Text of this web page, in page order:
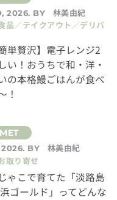
2026. BY
林美由紀
／テイクアウト／デリバ
単贅沢】電子レンジ2
い！おうちで和・洋・
の本格鰻ごはんが食べ
！
2026. BY
林美由紀
取り寄せ
ゃこで育てた「淡路島
ゴールド」ってどんな